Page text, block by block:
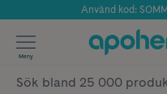
Årets Butik
Använd kod:
✓
✓
Meny